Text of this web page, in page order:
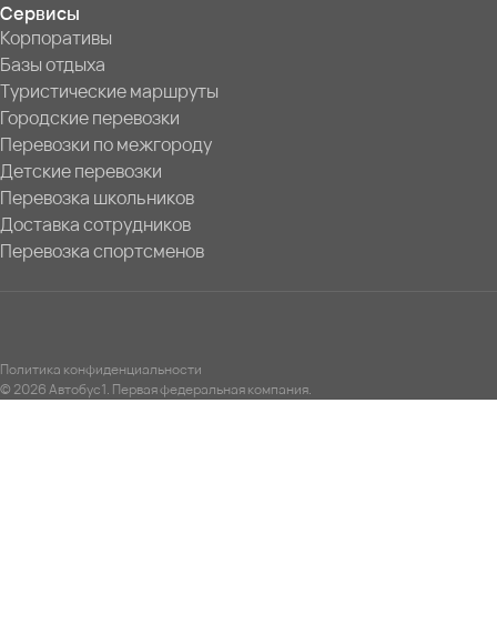
Сервисы
Корпоративы
Базы отдыха
Туристические маршруты
Городские перевозки
Перевозки по межгороду
Детские перевозки
Перевозка школьников
Доставка сотрудников
Перевозка спортсменов
Политика конфиденциальности
© 2026 Автобус1. Первая федеральная компания.